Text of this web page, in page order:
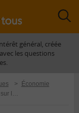
général, créée
les questions
>
Économie
Gabriel Zucman sur les paradis fiscaux